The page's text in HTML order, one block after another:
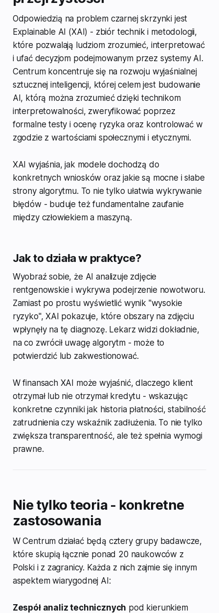
Odpowiedzią na problem czarnej skrzynki jest
Explainable AI (XAI) - zbiór technik i metodologii,
które pozwalają ludziom zrozumieć, interpretować
i ufać decyzjom podejmowanym przez systemy AI.
Centrum koncentruje się na rozwoju wyjaśnialnej
sztucznej inteligencji, której celem jest budowanie
AI, którą można zrozumieć dzięki technikom
interpretowalności, zweryfikować poprzez
formalne testy i ocenę ryzyka oraz kontrolować w
zgodzie z wartościami społecznymi i etycznymi.
XAI wyjaśnia, jak modele dochodzą do
konkretnych wniosków oraz jakie są mocne i słabe
strony algorytmu. To nie tylko ułatwia wykrywanie
błędów - buduje też fundamentalne zaufanie
między człowiekiem a maszyną.
Jak to działa w praktyce?
Wyobraź sobie, że AI analizuje zdjęcie
rentgenowskie i wykrywa podejrzenie nowotworu.
Zamiast po prostu wyświetlić wynik "wysokie
ryzyko", XAI pokazuje, które obszary na zdjęciu
wpłynęły na tę diagnozę. Lekarz widzi dokładnie,
na co zwrócił uwagę algorytm - może to
potwierdzić lub zakwestionować.
W finansach XAI może wyjaśnić, dlaczego klient
otrzymał lub nie otrzymał kredytu - wskazując
konkretne czynniki jak historia płatności, stabilność
zatrudnienia czy wskaźnik zadłużenia. To nie tylko
zwiększa transparentność, ale też spełnia wymogi
prawne.
Nie tylko teoria - konkretne
zastosowania
W Centrum działać będą cztery grupy badawcze,
które skupią łącznie ponad 20 naukowców z
Polski i z zagranicy. Każda z nich zajmie się innym
aspektem wiarygodnej AI:
Zespół analiz technicznych pod kierunkiem